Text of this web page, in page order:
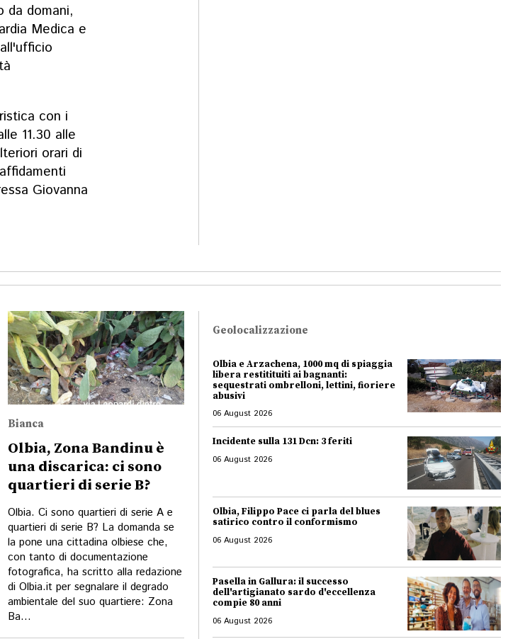
da domani,
Medica e
con i
11.30 alle
orari di
Giovanna
Bianca
Olbia, Zona Bandinu è
una discarica: ci sono
quartieri di serie B?
Olbia. Ci sono quartieri di serie A e
quartieri di serie B? La domanda se
la pone una cittadina olbiese che,
con tanto di documentazione
fotografica, ha scritto alla redazione
di Olbia.it per segnalare il degrado
ambientale del suo quartiere: Zona
Ba...
Geolocalizzazione
Olbia e Arzachena, 1000 mq di spiaggia
libera restitituiti ai bagnanti:
sequestrati ombrelloni, lettini, fioriere
abusivi
06 August 2026
Incidente sulla 131 Dcn: 3 feriti
06 August 2026
Olbia, Filippo Pace ci parla del blues
satirico contro il conformismo
06 August 2026
Pasella in Gallura: il successo
dell'artigianato sardo d'eccellenza
compie 80 anni
06 August 2026